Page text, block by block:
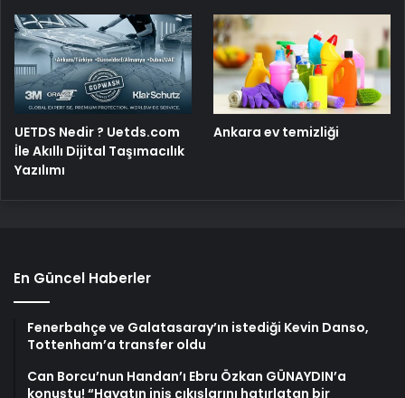
UETDS Nedir ? Uetds.com
İle Akıllı Dijital Taşımacılık
Yazılımı
Ankara ev temizliği
En Güncel Haberler
Fenerbahçe ve Galatasaray’ın istediği Kevin Danso,
Tottenham’a transfer oldu
Can Borcu’nun Handan’ı Ebru Özkan GÜNAYDIN’a
konuştu! “Hayatın iniş çıkışlarını hatırlatan bir